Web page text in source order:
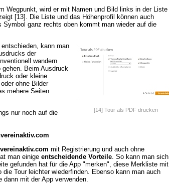
Wegpunkt, wird er mit Namen und Bild links in der Liste
[13]. Die Liste und das Höhenprofil können auch
Symbol ganz rechts oben kommt man wieder auf die
[14] Tour als PDF drucken
kann man
der
wandern
gehen. Beim Ausdruck
oder kleine
ohne Bilder
mehere Seiten
nur noch auf die
mit Registrierung und auch ohne
man einige entscheidende Vorteile. So kann man sich
gefunden hat für die App "merken", diese Merkliste mit
Tour leichter wiederfinden. Ebenso kann man auch
dann mit der App verwenden.